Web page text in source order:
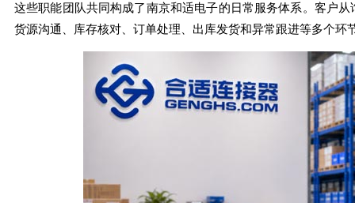
这些职能团队共同构成了南京和适电子的日常服务体系。客户
货源沟通、库存核对、订单处理、出库发货和异常跟进等多个环